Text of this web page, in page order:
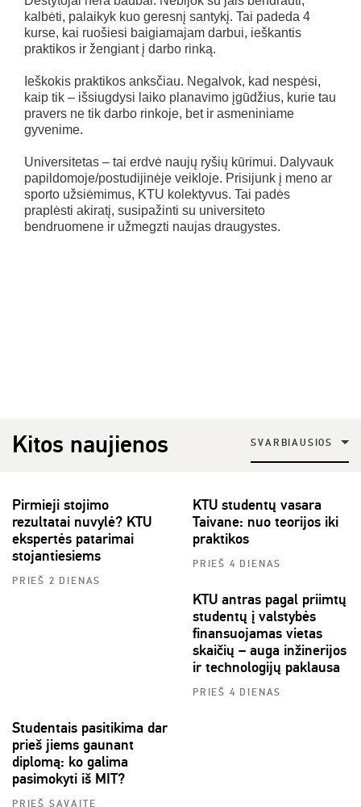
kalbėti, palaikyk kuo geresnį santykį. Tai padeda 4
kurse, kai ruošiesi baigiamajam darbui, ieškantis
praktikos ir žengiant į darbo rinką.
Ieškokis praktikos anksčiau. Negalvok, kad nespėsi,
kaip tik – išsiugdysi laiko planavimo įgūdžius, kurie tau
pravers ne tik darbo rinkoje, bet ir asmeniniame
gyvenime.
Universitetas – tai erdvė naujų ryšių kūrimui. Dalyvauk
papildomoje/postudijinėje veikloje. Prisijunk į meno ar
sporto užsiėmimus, KTU kolektyvus. Tai padės
praplėsti akiratį, susipažinti su universiteto
bendruomene ir užmegzti naujas draugystes.
Kitos naujienos SVARBIAUSIOS
Pirmieji stojimo
rezultatai nuvylė? KTU
ekspertės patarimai
stojantiesiems
PRIEŠ 2 DIENAS
KTU studentų vasara
Taivane: nuo teorijos iki
praktikos
PRIEŠ 4 DIENAS
KTU antras pagal priimtų
studentų į valstybės
finansuojamas vietas
skaičių – auga inžinerijos
ir technologijų paklausa
PRIEŠ 4 DIENAS
Studentais pasitikima dar
prieš jiems gaunant
diplomą: ko galima
pasimokyti iš MIT?
PRIEŠ SAVAITĘ